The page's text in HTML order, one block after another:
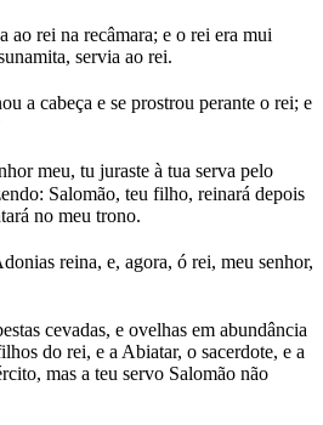
ao rei na recâmara; e o rei era mui
servia ao rei.
a cabeça e se prostrou perante o rei; e
meu, tu juraste à tua serva pelo
Salomão, teu filho, reinará depois
no meu trono.
reina, e, agora, ó rei, meu senhor,
cevadas, e ovelhas em abundância
do rei, e a Abiatar, o sacerdote, e a
mas a teu servo Salomão não